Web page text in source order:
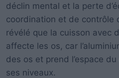
déclin mental et la perte
coordination et de contrôle
révélé que la cuisson avec
affecte les os, car
des os et prend l’espace
ses niveaux.